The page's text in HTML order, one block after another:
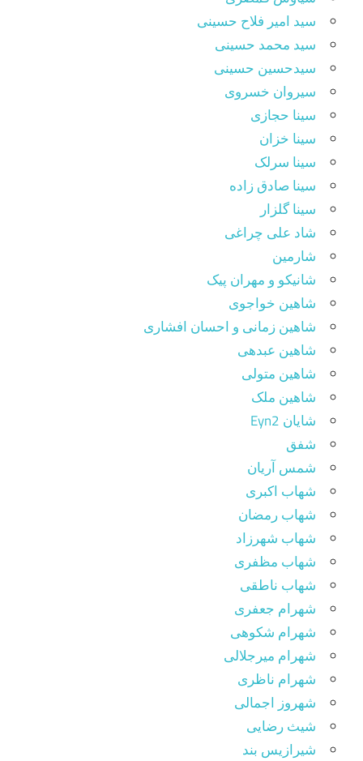
سید امیر فلاح حسینی
سید محمد حسینی
سیدحسین حسینی
سیروان خسروی
سینا حجازی
سینا خزان
سینا سرلک
سینا صادق زاده
سینا گلزار
شاد علی چراغی
شارمین
شانیکو و مهران پیک
شاهین خواجوی
شاهین زمانی و احسان افشاری
شاهین عبدهی
شاهین متولی
شاهین ملک
شایان Eyn2
شفق
شمس آریان
شهاب اکبری
شهاب رمضان
شهاب شهرزاد
شهاب مظفری
شهاب ناطقی
شهرام جعفری
شهرام شکوهی
شهرام میرجلالی
شهرام ناظری
شهروز اجمالی
شیث رضایی
شیرازیس بند